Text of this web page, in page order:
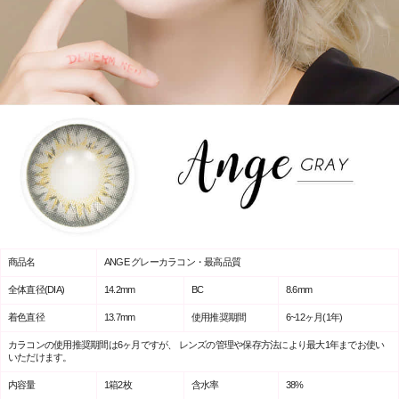
商品名 ANGE グレーカラコン・最高品質
全体直径(DIA) 14.2mm BC 8.6mm
着色直径 13.7mm 使用推奨期間 6~12ヶ月(1年)
カラコンの使用推奨期間は6ヶ月ですが、 レンズの管理や保存方法により最大1年までお使い
いただけます。
内容量 1箱2枚 含水率 38%